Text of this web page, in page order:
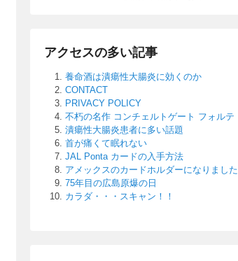
アクセスの多い記事
養命酒は潰瘍性大腸炎に効くのか
CONTACT
PRIVACY POLICY
不朽の名作 コンチェルトゲート フォルテ
潰瘍性大腸炎患者に多い話題
首が痛くて眠れない
JAL Ponta カードの入手方法
アメックスのカードホルダーになりました
75年目の広島原爆の日
カラダ・・・スキャン！！